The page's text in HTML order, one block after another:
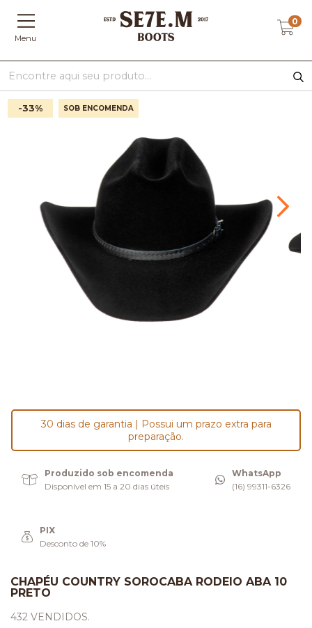
Menu
0
-33% SOB ENCOMENDA
30 dias de garantia | Possui um prazo extra para
preparação.
Produzido sob encomenda
Disponível em 15 a 20 dias úteis
WhatsApp
(16) 99311-6326
PIX
Desconto de 10%
CHAPÉU COUNTRY SOROCABA RODEIO ABA 10
PRETO
432 VENDIDOS.